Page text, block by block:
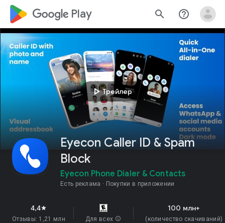
google_logo Play search help_outline
play_arrowТрейлер
Eyecon Caller ID & Spam
Block
Eyecon Phone Dialer & Contacts
Есть реклама Покупки в приложении
4,4star
Отзывы: 1,21 млн Для всех info
100 млн+
(количество скачиваний)